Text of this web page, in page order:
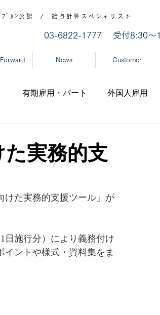
ﾞｶﾝ公認 / 給与計算スペシャリスト
​03-6822-1777 受付8:30～
News Customer
有期雇用・パート 外国人雇用
実務的支
けた実務的支援ツール」が
日施行分）により義務付け
ントや様式・資料集をま